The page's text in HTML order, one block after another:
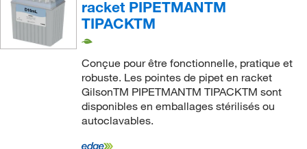
Superpack(3)
SureGrip
(10)
(96)
SureStack(4)
(5)
racket PIPETMANTM
TIPACKTM
Conçue pour être fonctionnelle, pratique et
robuste. Les pointes de pipet en racket
GilsonTM PIPETMANTM TIPACKTM sont
disponibles en emballages stérilisés ou
autoclavables.